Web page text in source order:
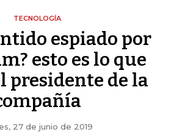
TECNOLOGÍA
espiado por
esto es lo que
presidente de la
27 de junio de 2019